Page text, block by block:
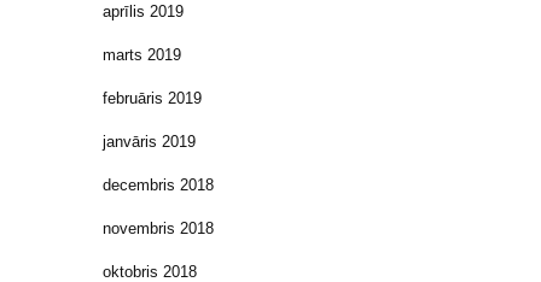
aprīlis 2019
marts 2019
februāris 2019
janvāris 2019
decembris 2018
novembris 2018
oktobris 2018